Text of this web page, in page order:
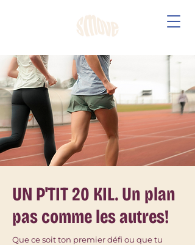
UN P'TIT 20 KIL. Un plan
pas comme les autres!
Que ce soit ton premier défi ou que tu